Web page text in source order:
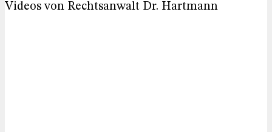
Videos von Rechtsanwalt Dr. Hartmann